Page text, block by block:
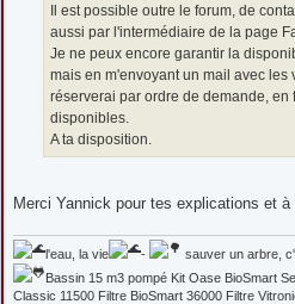
Il est possible outre le forum, de
aussi par l'intermédiaire de la page
Je ne peux encore garantir la
mais en m'envoyant un mail avec les
réserverai par ordre de demande, en
disponibles.
A ta disposition.
Merci Yannick pour tes explications et à
l'eau, la vie -
sauver un arbre,
Bassin 15 m3 pompé Kit Oase BioSmart
Classic 11500 Filtre BioSmart 36000 Filtre